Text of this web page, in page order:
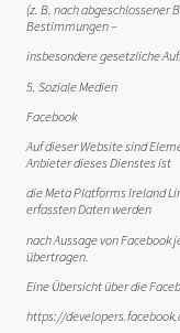
(z. B. nach abgeschlossener
Bestimmungen –
insbesondere gesetzliche
5. Soziale Medien
Facebook
Auf dieser Website sind
Anbieter dieses Dienstes ist
die Meta Platforms Ireland
erfassten Daten werden
nach Aussage von Facebook
übertragen.
Eine Übersicht über die
https://